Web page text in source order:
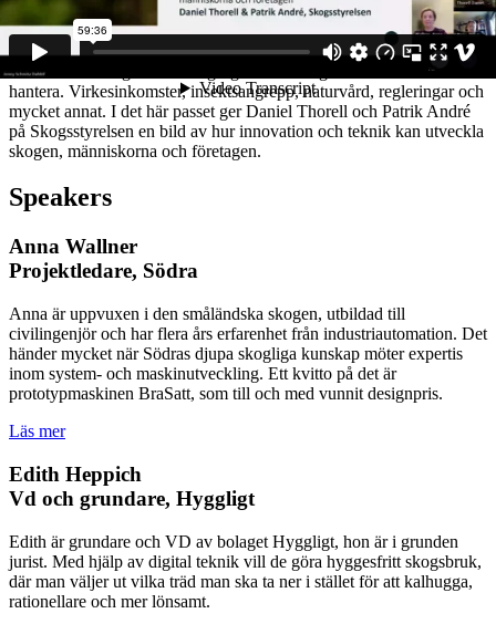
Drönare, artificiell intelligens, satelliter, laserdata, och digitalisering.
Ny teknik hjälper oss att få aktuell information om skogen så att vi
kan sköta skogen både smartare och enklare. Det behövs för det är
allt fler svåra frågor som skogsägare och skogssektorn behöver
hantera. Virkesinkomster, insektsangrepp, naturvård, regleringar och
mycket annat. I det här passet ger Daniel Thorell och Patrik André
på Skogsstyrelsen en bild av hur innovation och teknik kan utveckla
skogen, människorna och företagen.
Speakers
Anna Wallner
Projektledare, Södra
Anna är uppvuxen i den småländska skogen, utbildad till
civilingenjör och har flera års erfarenhet från industriautomation. Det
händer mycket när Södras djupa skogliga kunskap möter expertis
inom system- och maskinutveckling. Ett kvitto på det är
prototypmaskinen BraSatt, som till och med vunnit designpris.
Läs mer
Edith Heppich
Vd och grundare, Hyggligt
Edith är grundare och VD av bolaget Hyggligt, hon är i grunden
jurist. Med hjälp av digital teknik vill de göra hyggesfritt skogsbruk,
där man väljer ut vilka träd man ska ta ner i stället för att kalhugga,
rationellare och mer lönsamt.